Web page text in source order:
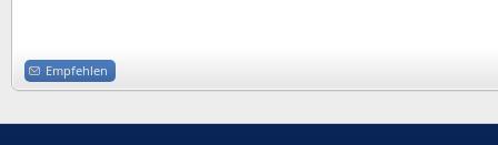
Empfehlen